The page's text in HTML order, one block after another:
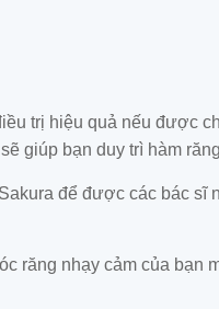
trị hiệu quả nếu được
giúp bạn duy trì hàm
để được các bác sĩ
răng nhạy cảm của bạn